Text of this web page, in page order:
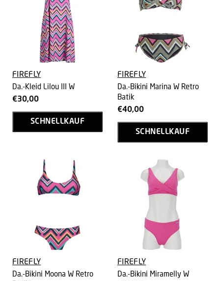
FIREFLY
Da.-Kleid Lilou III W
€30,00
SCHNELLKAUF
FIREFLY
Da.-Bikini Marina W Retro
Batik
€40,00
SCHNELLKAUF
FIREFLY
Da.-Bikini Moona W Retro
FIREFLY
Da.-Bikini Miramelly W